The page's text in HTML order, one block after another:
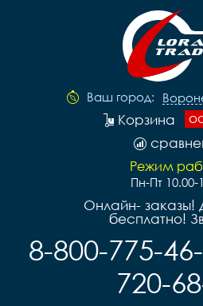
Ваш город:
Корзина
Режим
Пн-Пт 10.00-
Онлайн- заказы!
бесплатно!
8-800-775-
720-